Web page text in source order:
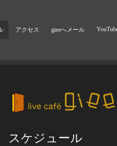
アクセス gieeへメール
スケジュール